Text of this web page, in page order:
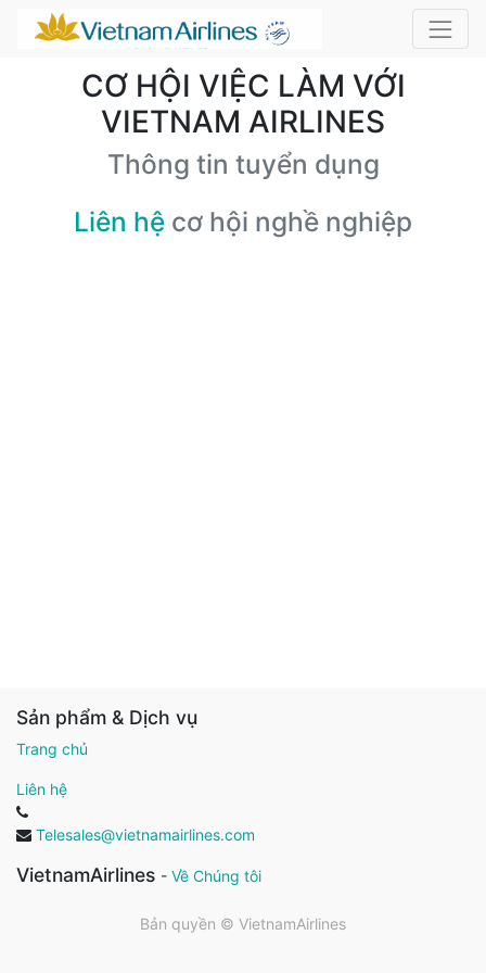
CƠ HỘI VIỆC LÀM VỚI
VIETNAM AIRLINES
Thông tin tuyển dụng
Liên hệ cơ hội nghề nghiệp
Sản phẩm & Dịch vụ
Trang chủ
Liên hệ
Telesales@vietnamairlines.com
VietnamAirlines - Về Chúng tôi
Bản quyền © VietnamAirlines